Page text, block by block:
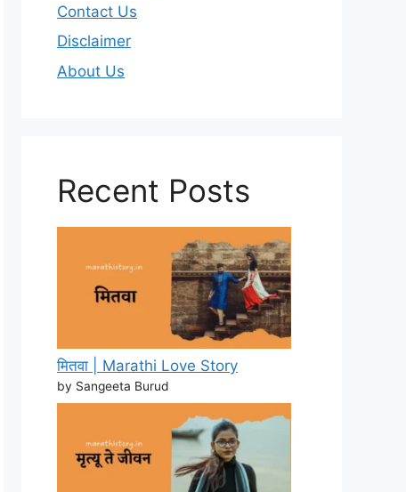
Contact Us
Disclaimer
About Us
Recent Posts
मितवा | Marathi Love Story
by Sangeeta Burud